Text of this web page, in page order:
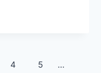
4 5 …